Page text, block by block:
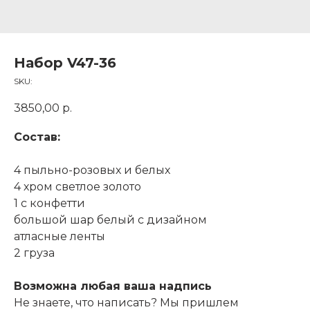
Набор V47-36
SKU:
3850,00 р.
Состав:
4 пыльно-розовых и белых
4 хром светлое золото
1 с конфетти
большой шар белый с дизайном
атласные ленты
2 груза
Возможна любая ваша надпись
Не знаете, что написать? Мы пришлем